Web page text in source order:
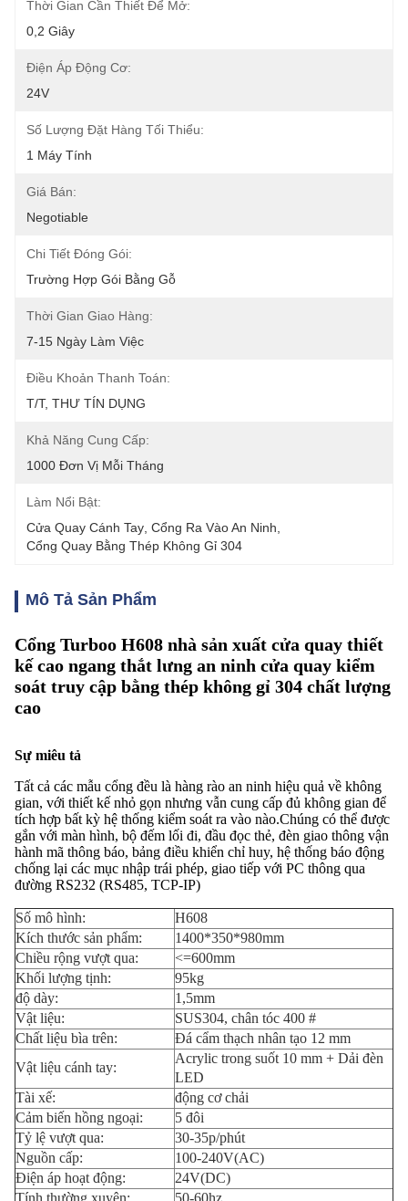
Thời Gian Cần Thiết Để Mở:
0,2 Giây
Điện Áp Động Cơ:
24V
Số Lượng Đặt Hàng Tối Thiểu:
1 Máy Tính
Giá Bán:
Negotiable
Chi Tiết Đóng Gói:
Trường Hợp Gói Bằng Gỗ
Thời Gian Giao Hàng:
7-15 Ngày Làm Việc
Điều Khoản Thanh Toán:
T/T, THƯ TÍN DỤNG
Khả Năng Cung Cấp:
1000 Đơn Vị Mỗi Tháng
Làm Nổi Bật:
Cửa Quay Cánh Tay Cổng Ra Vào An Ninh
Cổng Quay Bằng Thép Không Gỉ 304
Mô Tả Sản Phẩm
Cổng Turboo H608 nhà sản xuất cửa quay thiết
kế cao ngang thắt lưng an ninh cửa quay kiểm
soát truy cập bằng thép không gỉ 304 chất lượng
cao
Sự miêu tả
Tất cả các mẫu cổng đều là hàng rào an ninh hiệu quả về không
gian, với thiết kế nhỏ gọn nhưng vẫn cung cấp đủ không gian để
tích hợp bất kỳ hệ thống kiểm soát ra vào nào.Chúng có thể được
gắn với màn hình, bộ đếm lối đi, đầu đọc thẻ, đèn giao thông vận
hành mã thông báo, bảng điều khiển chỉ huy, hệ thống báo động
chống lại các mục nhập trái phép, giao tiếp với PC thông qua
đường RS232 (RS485, TCP-IP)
Số mô hình:
H608
Kích thước sản phẩm:
1400*350*980mm
Chiều rộng vượt qua:
<=600mm
Khối lượng tịnh:
95kg
độ dày:
1,5mm
Vật liệu:
SUS304, chân tóc 400 #
Chất liệu bìa trên:
Đá cẩm thạch nhân tạo 12 mm
Vật liệu cánh tay:
Acrylic trong suốt 10 mm + Dải đèn
LED
Tài xế:
động cơ chải
Cảm biến hồng ngoại:
5 đôi
Tỷ lệ vượt qua:
30-35p/phút
Nguồn cấp:
100-240V(AC)
Điện áp hoạt động:
24V(DC)
Tính thường xuyên:
50-60hz